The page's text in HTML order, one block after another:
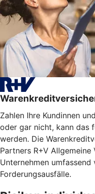
Zahlen Ihre Kundinnen
oder gar nicht, kann das
werden. Die
Partners R+V
Unternehmen
Forderungsausfälle.